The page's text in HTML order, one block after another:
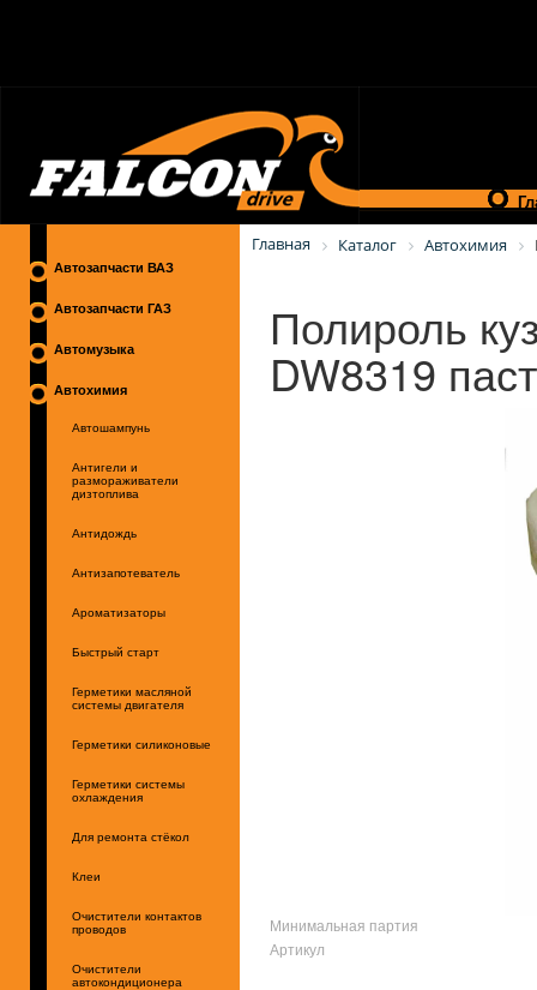
Автозапчасти ВАЗ
Автозапчасти ГАЗ
Автомузыка
Автохимия
Автошампунь
Антигели и
размораживатели
дизтоплива
Антидождь
Антизапотеватель
Ароматизаторы
Быстрый старт
Герметики масляной
системы двигателя
Герметики силиконовые
Герметики системы
охлаждения
Для ремонта стёкол
Клеи
Очистители контактов
проводов
Очистители
автокондиционера
Главная Каталог Автохимия
Полироль
DW8319
Минимальная партия
Артикул